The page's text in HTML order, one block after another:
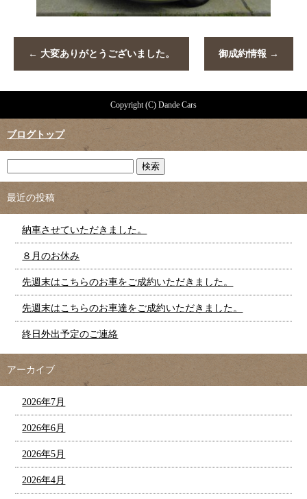
← 大変ありがとうございました。 御成約情報 →
Copyright (C) Dande Cars
ブログトップ
最近の投稿
納車させていただきました。
８月のお休み
先週末はこちらのお車をご成約いただきました。
先週末はこちらのお車達をご成約いただきました。
終日外出予定のご連絡
アーカイブ
2026年7月
2026年6月
2026年5月
2026年4月